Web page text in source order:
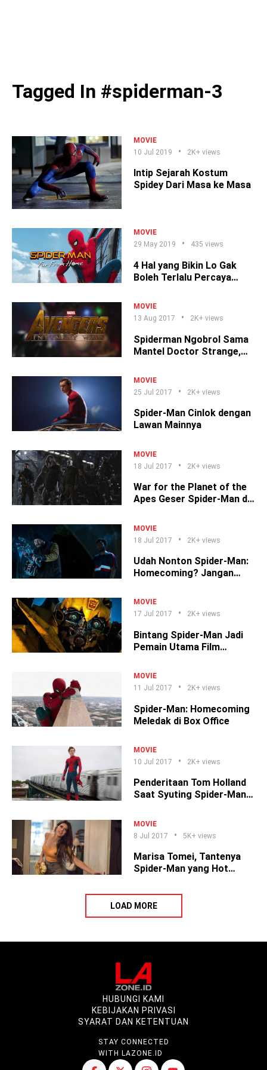
Tagged In #spiderman-3
MOVIE
10 Jul 2019
2K+ views
Intip Sejarah Kostum
Spidey Dari Masa ke Masa
MOVIE
29 May 2019
435 views
4 Hal yang Bikin Lo Gak
Boleh Terlalu Percaya
MOVIE
13 Aug 2017
2K+ views
Spiderman Ngobrol Sama
Mantel Doctor Strange,
MOVIE
25 Jul 2017
2K+ views
Spider-Man Cinlok dengan
Lawan Mainnya
MOVIE
18 Jul 2017
2K+ views
War for the Planet of the
Apes Geser Spider-Man di
MOVIE
18 Jul 2017
2K+ views
Udah Nonton Spider-Man:
Homecoming? Jangan
MOVIE
17 Jul 2017
2K+ views
Bintang Spider-Man Jadi
Pemain Utama Film
MOVIE
11 Jul 2017
2K+ views
Spider-Man: Homecoming
Meledak di Box Office
MOVIE
10 Jul 2017
2K+ views
Penderitaan Tom Holland
Saat Syuting Spider-Man:
MOVIE
8 Jul 2017
5K+ views
Marisa Tomei, Tantenya
Spider-Man yang Hot
LOAD MORE
HUBUNGI KAMI
KEBIJAKAN PRIVASI
SYARAT DAN KETENTUAN
STAY CONNECTED
WITH LAZONE.ID